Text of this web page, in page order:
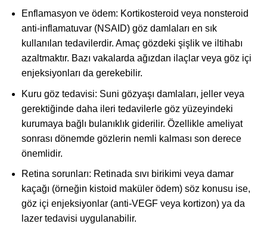
Enflamasyon ve ödem: Kortikosteroid veya nonsteroid
anti-inflamatuvar (NSAID) göz damlaları en sık
kullanılan tedavilerdir. Amaç gözdeki şişlik ve iltihabı
azaltmaktır. Bazı vakalarda ağızdan ilaçlar veya göz içi
enjeksiyonları da gerekebilir.
Kuru göz tedavisi: Suni gözyaşı damlaları, jeller veya
gerektiğinde daha ileri tedavilerle göz yüzeyindeki
kurumaya bağlı bulanıklık giderilir. Özellikle ameliyat
sonrası dönemde gözlerin nemli kalması son derece
önemlidir.
Retina sorunları: Retinada sıvı birikimi veya damar
kaçağı (örneğin kistoid maküler ödem) söz konusu ise,
göz içi enjeksiyonlar (anti-VEGF veya kortizon) ya da
lazer tedavisi uygulanabilir.